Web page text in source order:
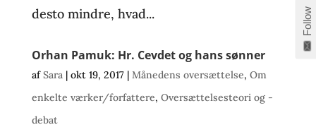
desto mindre, hvad...
Orhan Pamuk: Hr. Cevdet og hans sønner
afSara| okt 19, 2017| Månedens oversættelse, Om
enkelte værker/forfattere, Oversættelsesteori og -
debat
Follow